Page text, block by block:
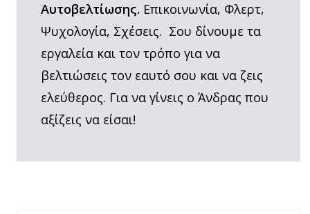
Αυτοβελτίωσης. Επικοινωνία, Φλερτ,
Ψυχολογία, Σχέσεις. Σου δίνουμε τα
εργαλεία και τον τρόπο για να
βελτιώσεις τον εαυτό σου και να ζεις
ελεύθερος. Για να γίνεις ο Άνδρας που
αξίζεις να είσαι!